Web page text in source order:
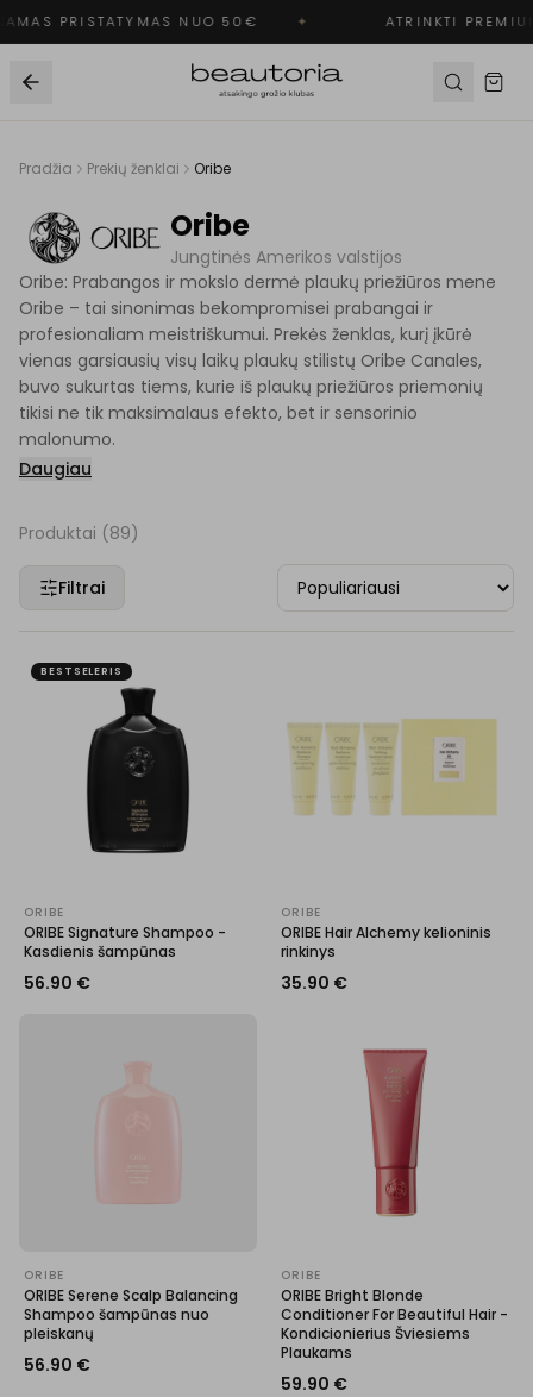
PRISTATYMAS NUO 50€ ✦ ATRINKTI
Pradžia Prekių ženklai Oribe
Oribe
Jungtinės Amerikos valstijos
Oribe: Prabangos ir mokslo dermė plaukų priežiūros mene
Oribe – tai sinonimas bekompromisei prabangai ir
profesionaliam meistriškumui. Prekės ženklas, kurį įkūrė
vienas garsiausių visų laikų plaukų stilistų Oribe Canales,
buvo sukurtas tiems, kurie iš plaukų priežiūros priemonių
tikisi ne tik maksimalaus efekto, bet ir sensorinio
malonumo.
Daugiau
Produktai (89)
Filtrai
BESTSELERIS
ORIBE
ORIBE Signature Shampoo -
Kasdienis šampūnas
56.90 €
ORIBE
ORIBE Hair Alchemy kelioninis
rinkinys
35.90 €
ORIBE
ORIBE Serene Scalp Balancing
Shampoo šampūnas nuo
pleiskanų
56.90 €
ORIBE
ORIBE Bright Blonde
Conditioner For Beautiful Hair -
Kondicionierius Šviesiems
Plaukams
59.90 €